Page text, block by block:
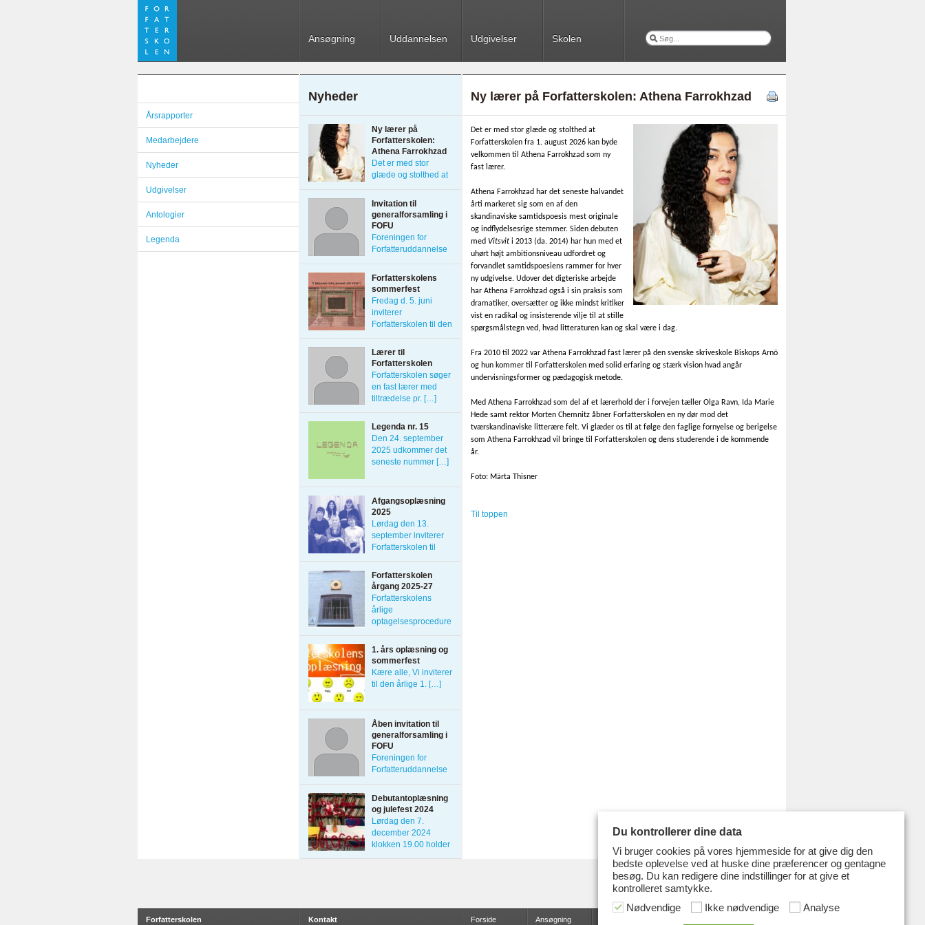
Ansøgning Uddannelsen Udgivelser Skolen
Årsrapporter
Medarbejdere
Nyheder
Udgivelser
Antologier
Legenda
Nyheder
Ny lærer på
Forfatterskolen:
Athena Farrokhzad
Det er med stor
glæde og stolthed at
Invitation til
generalforsamling i
FOFU
Foreningen for
Forfatteruddannelse
generalforsamling og
åbent […]
Forfatterskolens
sommerfest
Fredag d. 5. juni
inviterer
Forfatterskolen til den
[…]
Lærer til
Forfatterskolen
Forfatterskolen søger
en fast lærer med
tiltrædelse pr. […]
Legenda nr. 15
Den 24. september
2025 udkommer det
seneste nummer […]
Afgangsoplæsning
2025
Lørdag den 13.
september inviterer
Forfatterskolen til
Afgangsoplæsning
[…]
Forfatterskolen
årgang 2025-27
Forfatterskolens
årlige
optagelsesprocedure
er afsluttet, og det er
[…]
1. års oplæsning og
sommerfest
Kære alle, Vi inviterer
til den årlige 1. […]
Åben invitation til
generalforsamling i
FOFU
Foreningen for
Forfatteruddannelse
interesserede
forfattere til […]
Debutantoplæsning
og julefest 2024
Lørdag den 7.
december 2024
klokken 19.00 holder
[…]
Ny lærer på Forfatterskolen: Athena Farrokhzad
Det er med stor glæde og stolthed at
Forfatterskolen fra 1. august 2026 kan byde
velkommen til Athena Farrokhzad som ny
fast lærer.
Athena Farrokhzad har det seneste halvandet
årti markeret sig som en af den
skandinaviske samtidspoesis mest originale
og indflydelsesrige stemmer. Siden debuten
med Vitsvit i 2013 (da. 2014) har hun med et
uhørt højt ambitionsniveau udfordret og
forvandlet samtidspoesiens rammer for hver
ny udgivelse. Udover det digteriske arbejde
har Athena Farrokhzad også i sin praksis som
dramatiker, oversætter og ikke mindst kritiker
vist en radikal og insisterende vilje til at stille
spørgsmålstegn ved, hvad litteraturen kan og skal være i dag.
Fra 2010 til 2022 var Athena Farrokhzad fast lærer på den svenske skriveskole Biskops Arnö
og hun kommer til Forfatterskolen med solid erfaring og stærk vision hvad angår
undervisningsformer og pædagogisk metode.
Med Athena Farrokhzad som del af et lærerhold der i forvejen tæller Olga Ravn, Ida Marie
Hede samt rektor Morten Chemnitz åbner Forfatterskolen en ny dør mod det
tværskandinaviske litterære felt. Vi glæder os til at følge den faglige fornyelse og berigelse
som Athena Farrokhzad vil bringe til Forfatterskolen og dens studerende i de kommende
år.
Foto: Märta Thisner
Til toppen
Forfatterskolen Kontakt Forside Ansøgning
Du kontrollerer dine data
Vi bruger cookies på vores hjemmeside for at give dig den
bedste oplevelse ved at huske dine præferencer og gentagne
besøg. Du kan redigere dine indstillinger for at give et
kontrolleret samtykke.
Nødvendige
Ikke nødvendige Analyse